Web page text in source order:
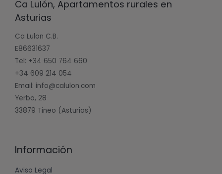
Ca Lulón, Apartamentos rurales en
Asturias
Ca Lulon C.B.
E86631637
Tel: +34 650 764 660
+34 609 214 054
Email: info@calulon.com
Yerbo, 28
33879 Tineo (Asturias)
Información
Aviso Legal